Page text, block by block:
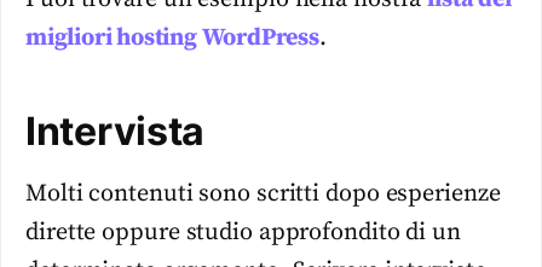
migliori hosting WordPress.
Intervista
Molti contenuti sono scritti dopo esperienze
dirette oppure studio approfondito di un